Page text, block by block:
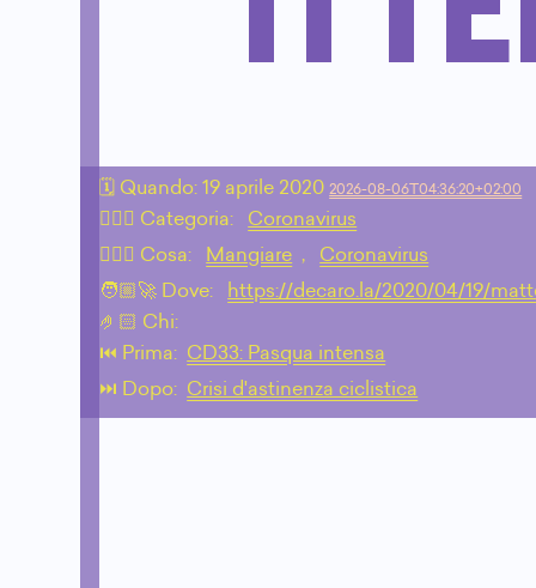
🗓 Quando:19 aprile 2020 2026-08-06T04:36:20+02:00
🙇🏻‍♂️ Categoria:
Coronavirus
💁🏼‍♂️ Cosa:
Mangiare ,
Coronavirus
🧑🏼‍🚀 Dove:
https://decaro.la/2020/04/19/
🤌🏻 Chi:
⏮️ Prima: CD33: Pasqua intensa
⏭️ Dopo: Crisi d'astinenza ciclistica